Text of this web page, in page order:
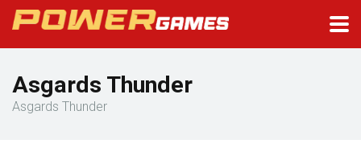
Asgards Thunder
Asgards Thunder